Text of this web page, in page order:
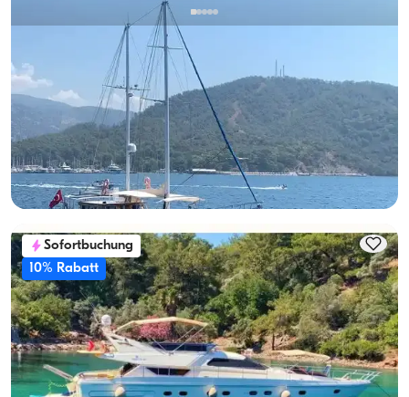
Luxus-Gulet mieten in Göcek: 4 Kabinen
Mit Kapitaen
Gulet
Segeln 8 Pers. · 4 Kabine · 20.00m
Guenstigster
63.600 TL
Verfügbarkeit & Preis ansehen
Sofortbuchung
10% Rabatt